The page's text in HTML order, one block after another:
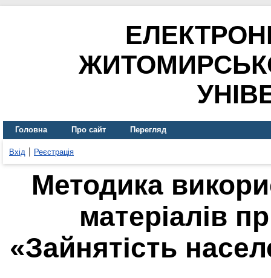
Головна Про сайт Перегляд
Вхід Реєстрація
Методика
матеріалів
«Зайнятість